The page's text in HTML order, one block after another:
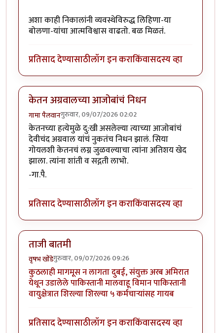
अशा काही निकालांनी व्यवस्थेविरुद्ध लिहिणा-या
बोलणा-यांचा आत्मविश्वास वाढतो. बळ मिळतं.
प्रतिसाद देण्यासाठीलॉग इन कराकिंवासदस्य व्हा
केतन अग्रवालच्या आजोबांचं निधन
गामा पैलवानगुरुवार, 09/07/2026 02:02
केतनच्या हत्येमुळे दु:खी असलेल्या त्याच्या आजोबांचं
देवीचंद अग्रवाल यांचं नुकतंच निधन झालं. सिया
गोयलशी केतनचं लग्न जुळवल्याचा त्यांना अतिशय खेद
झाला. त्यांना शांती व सद्गती लाभो.
-गा.पै.
प्रतिसाद देण्यासाठीलॉग इन कराकिंवासदस्य व्हा
ताजी बातमी
वृषभ खोंडेगुरुवार, 09/07/2026 09:26
कुठलाही मागमूस न लागता दुबई, संयुक्त अरब अमिरात
येथून उडालेले पाकिस्तानी मालवाहू विमान पाकिस्तानी
वायुक्षेत्रात शिरल्या शिरल्या ५ कर्मचाऱ्यांसह गायब
प्रतिसाद देण्यासाठीलॉग इन कराकिंवासदस्य व्हा